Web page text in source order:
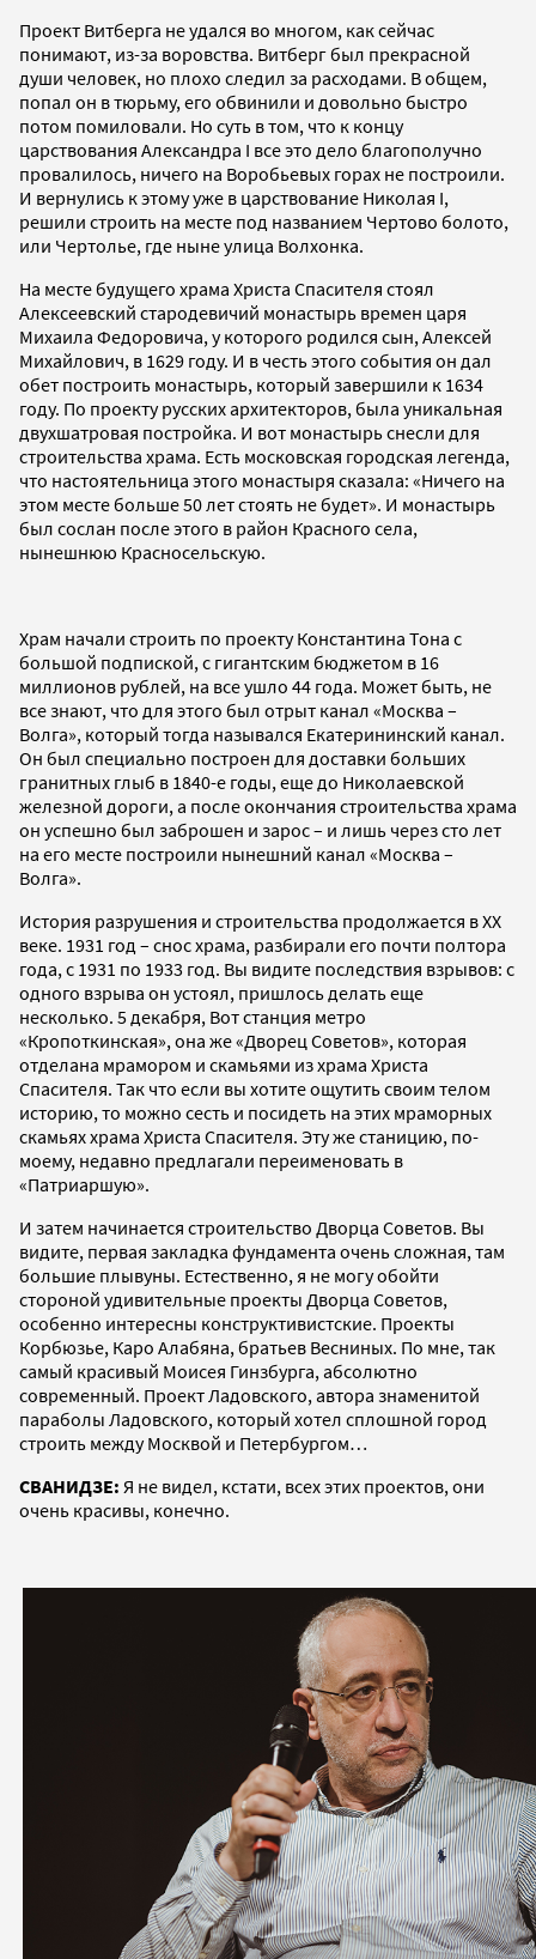
Проект Витберга не удался во многом, как сейчас
понимают, из-за воровства. Витберг был прекрасной
души человек, но плохо следил за расходами. В общем,
попал он в тюрьму, его обвинили и довольно быстро
потом помиловали. Но суть в том, что к концу
царствования Александра I все это дело благополучно
провалилось, ничего на Воробьевых горах не построили.
И вернулись к этому уже в царствование Николая I,
решили строить на месте под названием Чертово болото,
или Чертолье, где ныне улица Волхонка.
На месте будущего храма Христа Спасителя стоял
Алексеевский стародевичий монастырь времен царя
Михаила Федоровича, у которого родился сын, Алексей
Михайлович, в 1629 году. И в честь этого события он дал
обет построить монастырь, который завершили к 1634
году. По проекту русских архитекторов, была уникальная
двухшатровая постройка. И вот монастырь снесли для
строительства храма. Есть московская городская легенда,
что настоятельница этого монастыря сказала: «Ничего на
этом месте больше 50 лет стоять не будет». И монастырь
был сослан после этого в район Красного села,
нынешнюю Красносельскую.
Храм начали строить по проекту Константина Тона с
большой подпиской, с гигантским бюджетом в 16
миллионов рублей, на все ушло 44 года. Может быть, не
все знают, что для этого был отрыт канал «Москва –
Волга», который тогда назывался Екатерининский канал.
Он был специально построен для доставки больших
гранитных глыб в 1840-е годы, еще до Николаевской
железной дороги, а после окончания строительства храма
он успешно был заброшен и зарос – и лишь через сто лет
на его месте построили нынешний канал «Москва –
Волга».
История разрушения и строительства продолжается в XX
веке. 1931 год – снос храма, разбирали его почти полтора
года, с 1931 по 1933 год. Вы видите последствия взрывов: с
одного взрыва он устоял, пришлось делать еще
несколько. 5 декабря, Вот станция метро
«Кропоткинская», она же «Дворец Советов», которая
отделана мрамором и скамьями из храма Христа
Спасителя. Так что если вы хотите ощутить своим телом
историю, то можно сесть и посидеть на этих мраморных
скамьях храма Христа Спасителя. Эту же станицию, по-
моему, недавно предлагали переименовать в
«Патриаршую».
И затем начинается строительство Дворца Советов. Вы
видите, первая закладка фундамента очень сложная, там
большие плывуны. Естественно, я не могу обойти
стороной удивительные проекты Дворца Советов,
особенно интересны конструктивистские. Проекты
Корбюзье, Каро Алабяна, братьев Весниных. По мне, так
самый красивый Моисея Гинзбурга, абсолютно
современный. Проект Ладовского, автора знаменитой
параболы Ладовского, который хотел сплошной город
строить между Москвой и Петербургом…
СВАНИДЗЕ: Я не видел, кстати, всех этих проектов, они
очень красивы, конечно.